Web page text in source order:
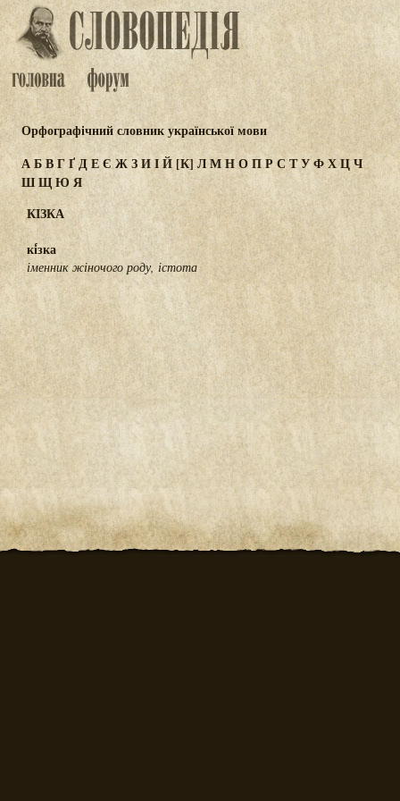
Орфографічний словник української мови
АБВГҐДЕЄ ЖЗИІЙ [К] ЛМНОПР СТУФХЦЧ
ШЩЮЯ
КІЗКА
кі́зка
іменник жіночого роду, істота